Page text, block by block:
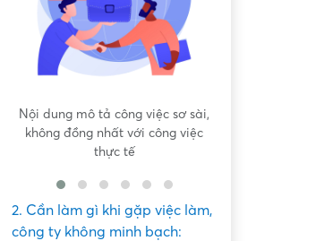
Hứa hẹn "việc nhẹ lương cao" dễ
dàng lấy tiền "khủng"
2. Cần làm gì khi gặp việc làm,
công ty không minh bạch: